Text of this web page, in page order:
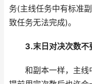
务(主线任务中有标准
致任务无法完成)。
3.末日对决次数不
和副本一样，主线中